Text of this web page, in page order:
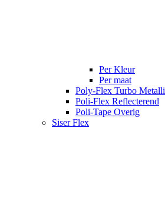
Per Kleur
Per maat
Poly-Flex Turbo
Poli-Flex Reflecterend
Poli-Tape Overig
Siser Flex